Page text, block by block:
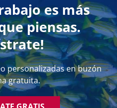
es más
piensas.
personalizadas en buzón
gratuita.